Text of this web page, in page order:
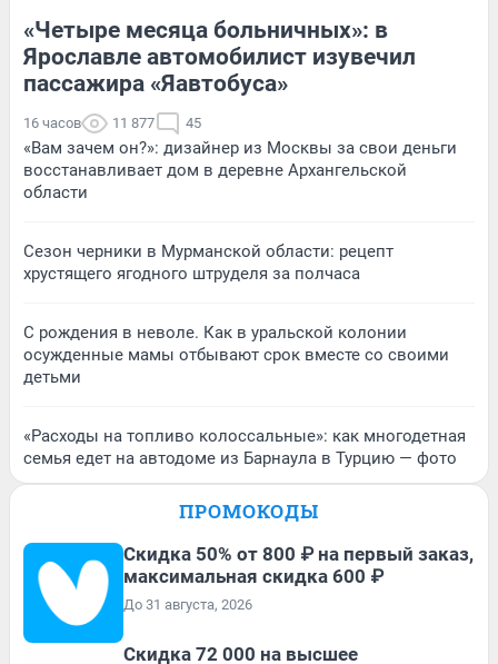
«Четыре месяца больничных»: в
Ярославле автомобилист изувечил
пассажира «Яавтобуса»
16 часов 11 877 45
«Вам зачем он?»: дизайнер из Москвы за свои деньги
восстанавливает дом в деревне Архангельской
области
Сезон черники в Мурманской области: рецепт
хрустящего ягодного штруделя за полчаса
С рождения в неволе. Как в уральской колонии
осужденные мамы отбывают срок вместе со своими
детьми
«Расходы на топливо колоссальные»: как многодетная
семья едет на автодоме из Барнаула в Турцию — фото
ПРОМОКОДЫ
Скидка 50% от 800 ₽ на первый заказ,
максимальная скидка 600 ₽
До 31 августа, 2026
Скидка 72 000 на высшее